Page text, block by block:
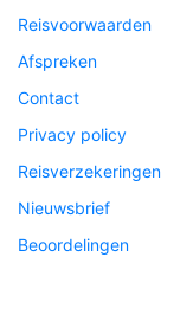
Reisvoorwaarden
Afspreken
Contact
Privacy policy
Reisverzekeringen
Nieuwsbrief
Beoordelingen